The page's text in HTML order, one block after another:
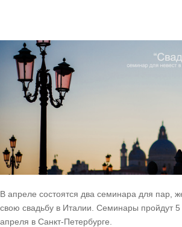
В апреле состоятся два семинара для пар,
свою свадьбу в Италии. Семинары пройдут
апреля в Санкт-Петербурге.